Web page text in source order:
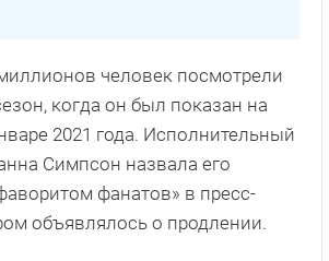
человек посмотрели
когда он был показан на
2021 года. Исполнительный
Симпсон назвала его
фанатов» в пресс-
объявлялось о продлении.